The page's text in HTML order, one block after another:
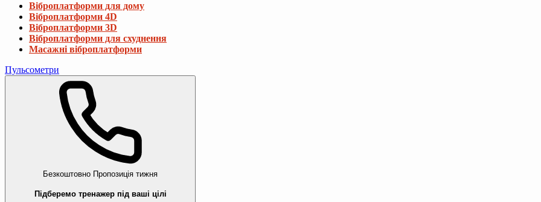
Віброплатформи для дому
Віброплатформи 4D
Віброплатформи 3D
Віброплатформи для схуднення
Масажні віброплатформи
Пульсометри
Безкоштовно Пропозиція тижня
Підберемо тренажер під ваші цілі